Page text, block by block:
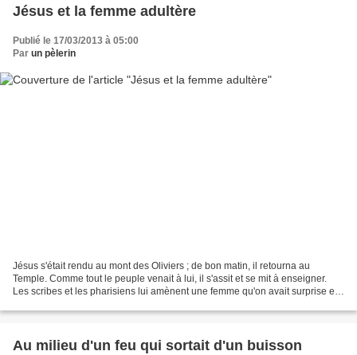
Jésus et la femme adultère
Publié le 17/03/2013 à 05:00
Par un pèlerin
Jésus s'était rendu au mont des Oliviers ; de bon matin, il retourna au
Temple. Comme tout le peuple venait à lui, il s'assit et se mit à enseigner.
Les scribes et les pharisiens lui amènent une femme qu'on avait surprise en
Au milieu d'un feu qui sortait d'un buisson